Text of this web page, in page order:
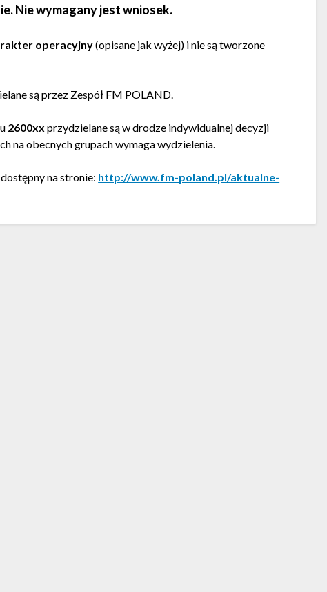
Nie wymagany jest wniosek.
operacyjny(opisane jak wyżej) i nie są tworzone
są przez Zespół FM POLAND.
2600xx przydzielane są w drodze indywidualnej decyzji
na obecnych grupach wymaga wydzielenia.
na stronie: http://www.fm-poland.pl/aktualne-